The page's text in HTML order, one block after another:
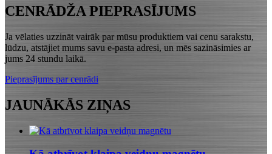
CENRĀDŽA PIEPRASĪJUMS
Ja vēlaties uzzināt vairāk par mūsu produktiem vai cenu sarakstu,
lūdzu, atstājiet mums savu e-pasta adresi, un mēs sazināsimies ar
jums 24 stundu laikā.
Pieprasījums par cenrādi
JAUNĀKĀS ZIŅAS